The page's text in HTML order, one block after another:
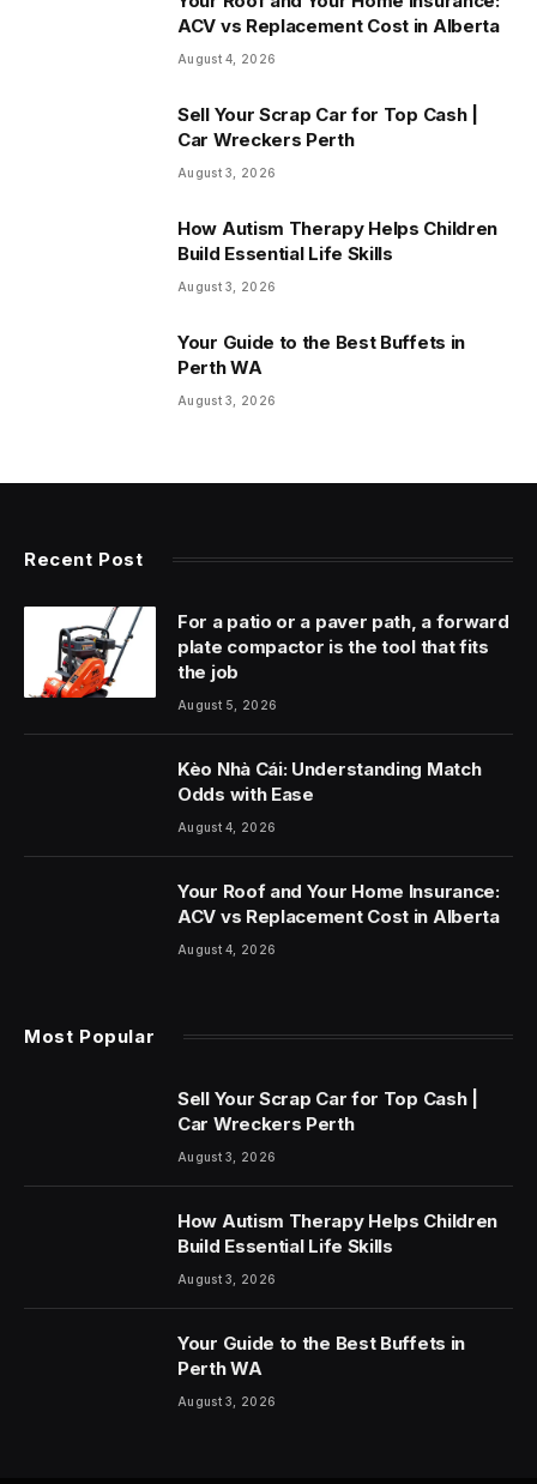
ACV vs Replacement Cost in Alberta
August 4, 2026
Sell Your Scrap Car for Top Cash |
Car Wreckers Perth
August 3, 2026
How Autism Therapy Helps Children
Build Essential Life Skills
August 3, 2026
Your Guide to the Best Buffets in
Perth WA
August 3, 2026
Recent Post
For a patio or a paver path, a forward
plate compactor is the tool that fits
the job
August 5, 2026
Kèo Nhà Cái: Understanding Match
Odds with Ease
August 4, 2026
Your Roof and Your Home Insurance:
ACV vs Replacement Cost in Alberta
August 4, 2026
Most Popular
Sell Your Scrap Car for Top Cash |
Car Wreckers Perth
August 3, 2026
How Autism Therapy Helps Children
Build Essential Life Skills
August 3, 2026
Your Guide to the Best Buffets in
Perth WA
August 3, 2026